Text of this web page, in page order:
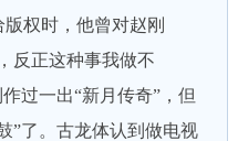
权时，他曾对赵刚
反正这种事我做不
过一出“新月传奇”，但
”了。古龙体认到做电视